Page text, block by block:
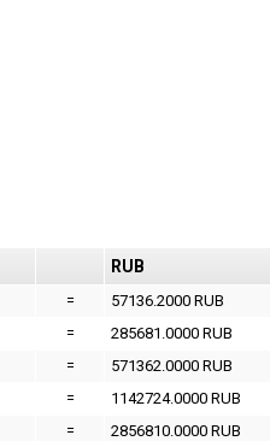
RUB
=
57136.2000 RUB
=
285681.0000 RUB
=
571362.0000 RUB
=
1142724.0000 RUB
=
2856810.0000 RUB